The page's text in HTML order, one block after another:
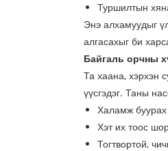
Туршилтын
Энэ алхамуудыг
алгасахыг би
Байгаль орчны
Та хаана, хэрхэн
үүсгэдэг. Таны
Халамж буурах
Хэт их тоос
Тогтвортой,